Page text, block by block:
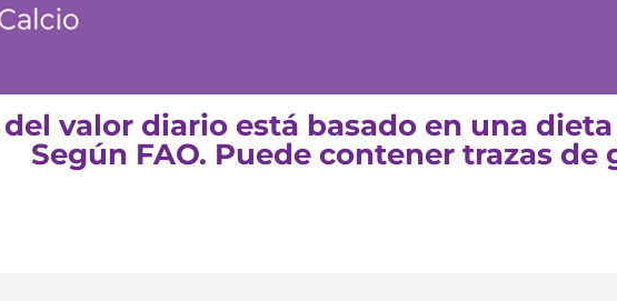
del valor diario está basado en una
Según FAO. Puede contener trazas de